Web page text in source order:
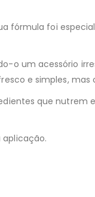
fórmula foi
o um acessório
e simples,
que nutrem